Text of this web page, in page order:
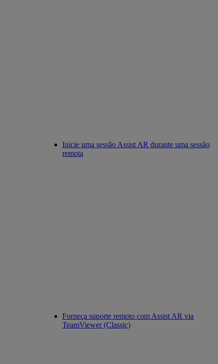
Inicie uma sessão Assist AR durante uma sessão
remota
Forneça suporte remoto com Assist AR via
TeamViewer (Classic)